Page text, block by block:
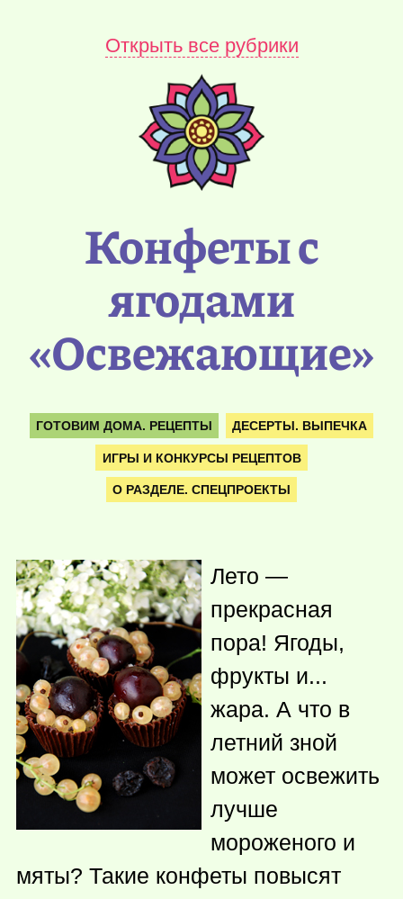
Открыть все рубрики
Конфеты с
ягодами
«Освежающие»
ГОТОВИМ ДОМА. РЕЦЕПТЫ ДЕСЕРТЫ. ВЫПЕЧКА
ИГРЫ И КОНКУРСЫ РЕЦЕПТОВ
О РАЗДЕЛЕ. СПЕЦПРОЕКТЫ
Лето —
прекрасная
пора! Ягоды,
фрукты и...
жара. А что в
летний зной
может освежить
лучше
мороженого и
мяты? Такие конфеты повысят